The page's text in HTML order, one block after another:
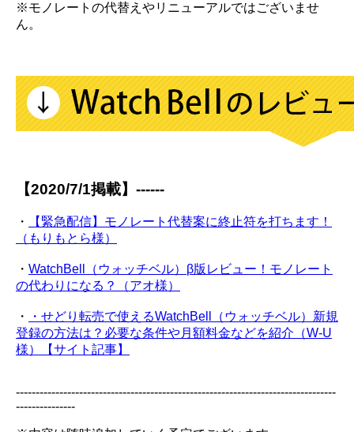
※モノレートの代替えやリニューアルではございませ
ん。
【2020/7/1掲載】------
・
【緊急配信】モノレート代替案に終止符を打ちます！
（もりもとら様）
・ WatchBell（ウォッチベル）β版レビュー！モノレート
の代わりになる？（アオ様）
・
・せどり転売で使えるWatchBell（ウォッチベル）新規
登録の方法は？必要な条件や月額料金などを紹介（W-U
様）【サイト記事】
---------------------------------------------------------------------------------
---------------